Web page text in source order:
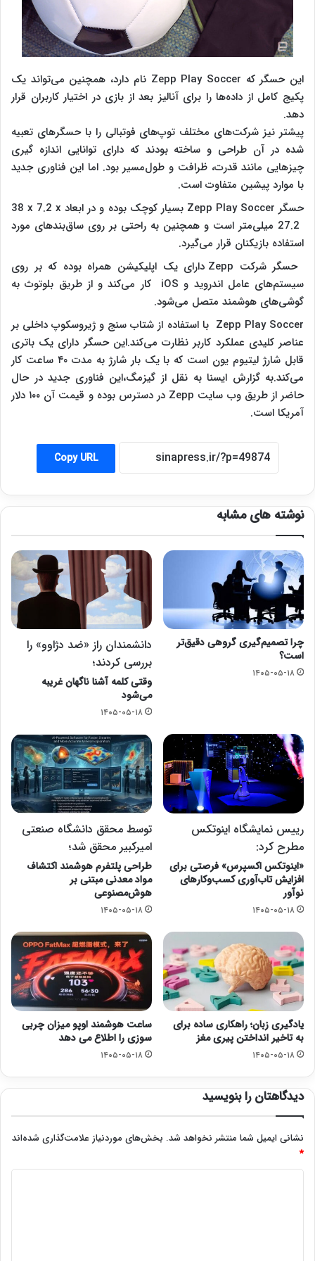
این حسگر که Zepp Play Soccer نام دارد، همچنین می‌تواند یک
پکیج کامل از داده‌ها را برای آنالیز بعد از بازی در اختیار کاربران قرار
دهد.
پیشتر نیز شرکت‌های مختلف توپ‌های فوتبالی را با حسگرهای تعبیه
شده در آن طراحی و ساخته بودند که دارای توانایی اندازه گیری
چیزهایی مانند قدرت، ظرافت و طول‌مسیر بود. اما این فناوری جدید
با موارد پیشین متفاوت است.
حسگر Zepp Play Soccer بسیار کوچک بوده و در ابعاد 38 x 7.2 x
27.2 میلی‌متر است و همچنین به راحتی بر روی ساق‌بندهای مورد
استفاده بازیکنان قرار می‌گیرد.
حسگر شرکت Zepp دارای یک اپلیکیشن همراه بوده که بر روی
سیستم‌های عامل اندروید و iOS کار می‌کند و از طریق بلوتوث به
گوشی‌های هوشمند متصل می‌شود.
Zepp Play Soccer با استفاده از شتاب سنج و ژیروسکوپ داخلی بر
عناصر کلیدی عملکرد کاربر نظارت می‌کند.این حسگر دارای یک باتری
قابل شارژ لیتیوم یون است که با یک بار شارژ به مدت ۴۰ ساعت کار
می‌کند.به گزارش ایسنا به نقل از گیزمگ،این فناوری جدید در حال
حاضر از طریق وب سایت Zepp
در دسترس بوده و قیمت آن ۱۰۰ دلار
آمریکا است.
Copy URL
نوشته های مشابه
چرا تصمیم‌گیری گروهی دقیق‌تر
است؟
۱۴۰۵-۰۵-۱۸
دانشمندان راز «ضد دژاوو» را
بررسی کردند؛
وقتی کلمه آشنا ناگهان غریبه
می‌شود
۱۴۰۵-۰۵-۱۸
رییس نمایشگاه اینوتکس
مطرح کرد:
«اینوتکس اکسپرس» فرصتی برای
افزایش تاب‌آوری کسب‌وکارهای
نوآور
۱۴۰۵-۰۵-۱۸
توسط محقق دانشگاه صنعتی
امیرکبیر محقق شد؛
طراحی پلتفرم هوشمند اکتشاف
مواد معدنی مبتنی بر
هوش‌مصنوعی
۱۴۰۵-۰۵-۱۸
یادگیری زبان؛ راهکاری ساده برای
به تاخیر انداختن پیری مغز
۱۴۰۵-۰۵-۱۸
ساعت هوشمند اوپو میزان چربی
سوزی را اطلاع می دهد
۱۴۰۵-۰۵-۱۸
دیدگاهتان را بنویسید
نشانی ایمیل شما منتشر نخواهد شد. بخش‌های موردنیاز علامت‌گذاری شده‌اند
*